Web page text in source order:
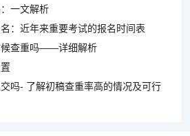
一文解析
：近年来重要考试的报名时间表
候查重吗——详细解析
吗- 了解初稿查重率高的情况及可行